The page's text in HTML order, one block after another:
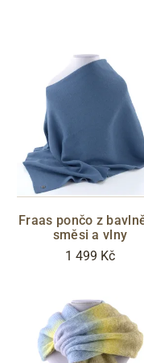
Fraas pončo z
směsi a vlny
1 499 Kč